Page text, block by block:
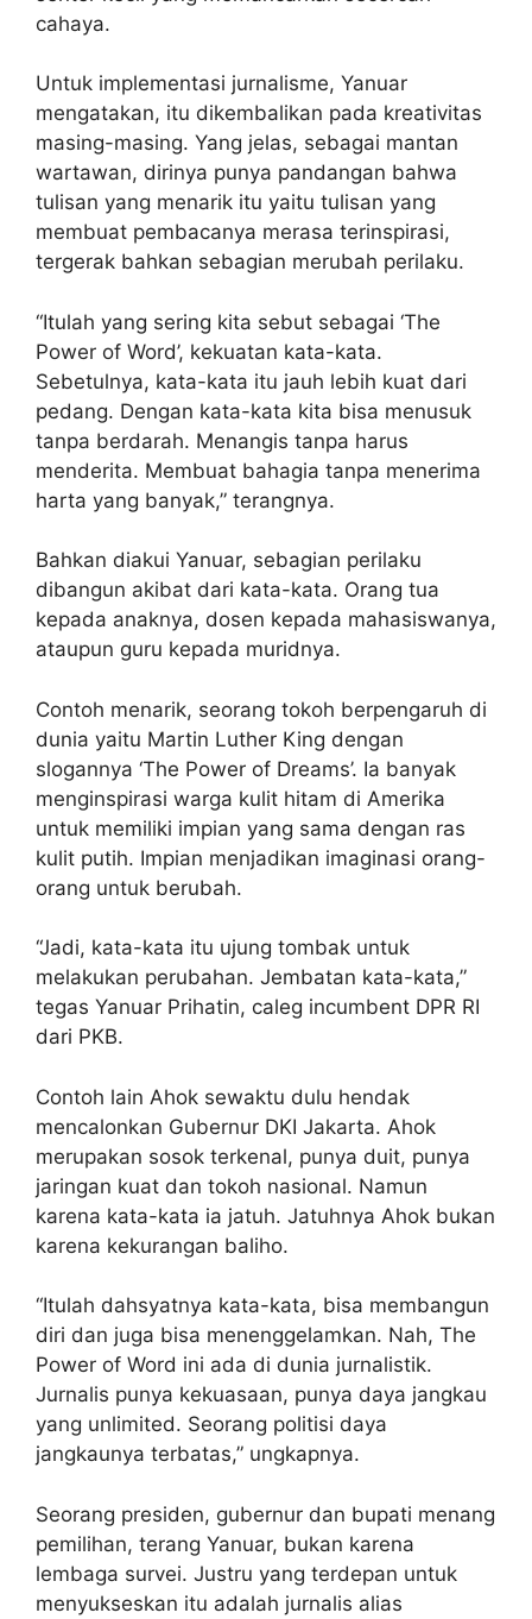
cahaya.
Untuk implementasi jurnalisme, Yanuar
mengatakan, itu dikembalikan pada kreativitas
masing-masing. Yang jelas, sebagai mantan
wartawan, dirinya punya pandangan bahwa
tulisan yang menarik itu yaitu tulisan yang
membuat pembacanya merasa terinspirasi,
tergerak bahkan sebagian merubah perilaku.
“Itulah yang sering kita sebut sebagai ‘The
Power of Word’, kekuatan kata-kata.
Sebetulnya, kata-kata itu jauh lebih kuat dari
pedang. Dengan kata-kata kita bisa menusuk
tanpa berdarah. Menangis tanpa harus
menderita. Membuat bahagia tanpa menerima
harta yang banyak,” terangnya.
Bahkan diakui Yanuar, sebagian perilaku
dibangun akibat dari kata-kata. Orang tua
kepada anaknya, dosen kepada mahasiswanya,
ataupun guru kepada muridnya.
Contoh menarik, seorang tokoh berpengaruh di
dunia yaitu Martin Luther King dengan
slogannya ‘The Power of Dreams’. Ia banyak
menginspirasi warga kulit hitam di Amerika
untuk memiliki impian yang sama dengan ras
kulit putih. Impian menjadikan imaginasi orang-
orang untuk berubah.
“Jadi, kata-kata itu ujung tombak untuk
melakukan perubahan. Jembatan kata-kata,”
tegas Yanuar Prihatin, caleg incumbent DPR RI
dari PKB.
Contoh lain Ahok sewaktu dulu hendak
mencalonkan Gubernur DKI Jakarta. Ahok
merupakan sosok terkenal, punya duit, punya
jaringan kuat dan tokoh nasional. Namun
karena kata-kata ia jatuh. Jatuhnya Ahok bukan
karena kekurangan baliho.
“Itulah dahsyatnya kata-kata, bisa membangun
diri dan juga bisa menenggelamkan. Nah, The
Power of Word ini ada di dunia jurnalistik.
Jurnalis punya kekuasaan, punya daya jangkau
yang unlimited. Seorang politisi daya
jangkaunya terbatas,” ungkapnya.
Seorang presiden, gubernur dan bupati menang
pemilihan, terang Yanuar, bukan karena
lembaga survei. Justru yang terdepan untuk
menyukseskan itu adalah jurnalis alias